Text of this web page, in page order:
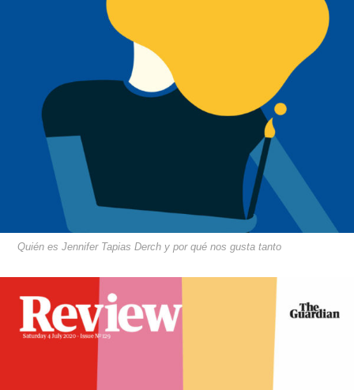
Quién es Jennifer Tapias Derch y por qué nos gusta tanto